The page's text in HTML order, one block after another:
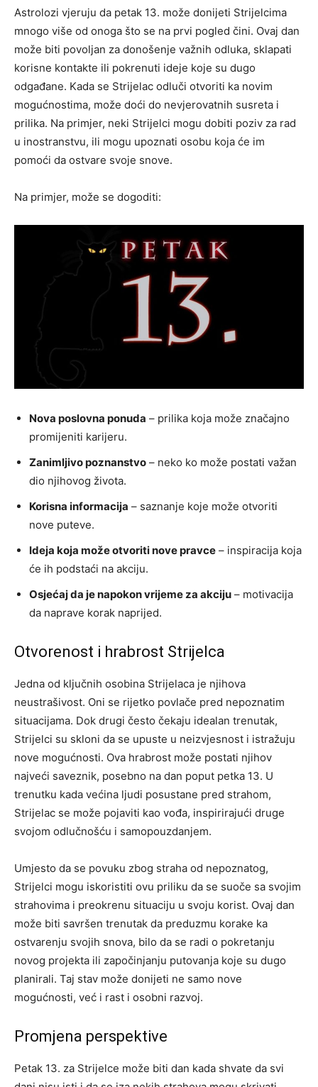
Astrolozi vjeruju da petak 13. može donijeti Strijelcima
mnogo više od onoga što se na prvi pogled čini. Ovaj dan
može biti povoljan za donošenje važnih odluka, sklapati
korisne kontakte ili pokrenuti ideje koje su dugo
odgađane. Kada se Strijelac odluči otvoriti ka novim
mogućnostima, može doći do nevjerovatnih susreta i
prilika. Na primjer, neki Strijelci mogu dobiti poziv za rad
u inostranstvu, ili mogu upoznati osobu koja će im
pomoći da ostvare svoje snove.
Na primjer, može se dogoditi:
Nova poslovna ponuda – prilika koja može značajno
promijeniti karijeru.
Zanimljivo poznanstvo – neko ko može postati važan
dio njihovog života.
Korisna informacija – saznanje koje može otvoriti
nove puteve.
Ideja koja može otvoriti nove pravce – inspiracija koja
će ih podstaći na akciju.
Osjećaj da je napokon vrijeme za akciju – motivacija
da naprave korak naprijed.
Otvorenost i hrabrost Strijelca
Jedna od ključnih osobina Strijelaca je njihova
neustrašivost. Oni se rijetko povlače pred nepoznatim
situacijama. Dok drugi često čekaju idealan trenutak,
Strijelci su skloni da se upuste u neizvjesnost i istražuju
nove mogućnosti. Ova hrabrost može postati njihov
najveći saveznik, posebno na dan poput petka 13. U
trenutku kada većina ljudi posustane pred strahom,
Strijelac se može pojaviti kao vođa, inspirirajući druge
svojom odlučnošću i samopouzdanjem.
Umjesto da se povuku zbog straha od nepoznatog,
Strijelci mogu iskoristiti ovu priliku da se suoče sa svojim
strahovima i preokrenu situaciju u svoju korist. Ovaj dan
može biti savršen trenutak da preduzmu korake ka
ostvarenju svojih snova, bilo da se radi o pokretanju
novog projekta ili započinjanju putovanja koje su dugo
planirali. Taj stav može donijeti ne samo nove
mogućnosti, već i rast i osobni razvoj.
Promjena perspektive
Petak 13. za Strijelce može biti dan kada shvate da svi